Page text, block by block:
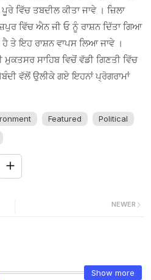
ਵਿੱਚ ਤਬਦੀਲ ਕੀਤਾ ਜਾਵੇ । ਜ਼ਿਲਾ
ਵਿੱਚ ਐਨ ਜੀ ਓ ਨੂੰ ਰਾਸ਼ਨ ਦਿੱਤਾ ਗਿਆ
ਤੇ ਇਹ ਰਾਸ਼ਨ ਵਾਪਸ ਲਿਆ ਜਾਵੇ ।
ਸਾਹਿਬ ਵਿਚੋਂ ਵੱਡੀ ਗਿਣਤੀ ਵਿੱਚ
ਵੱਲੋਂ ਉਲੀਕੇ ਗਏ ਇਹਨਾਂ ਪ੍ਰੋਗਰਾਮਾਂ
Featured
Political
NEWER
Show more